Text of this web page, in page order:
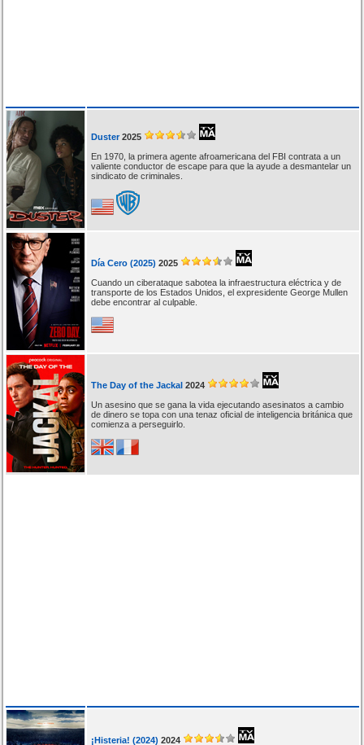
Duster 2025
En 1970, la primera agente afroamericana del FBI contrata a un
valiente conductor de escape para que la ayude a desmantelar un
sindicato de criminales.
Día Cero (2025) 2025
Cuando un ciberataque sabotea la infraestructura eléctrica y de
transporte de los Estados Unidos, el expresidente George Mullen
debe encontrar al culpable.
The Day of the Jackal 2024
Un asesino que se gana la vida ejecutando asesinatos a cambio
de dinero se topa con una tenaz oficial de inteligencia británica que
comienza a perseguirlo.
¡Histeria! (2024) 2024